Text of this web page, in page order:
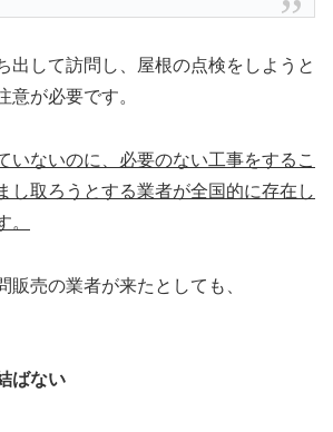
出して訪問し、屋根の点検をしようと
意が必要です。
いないのに、必要のない工事をするこ
し取ろうとする業者が全国的に存在し
。
販売の業者が来たとしても、
ばない